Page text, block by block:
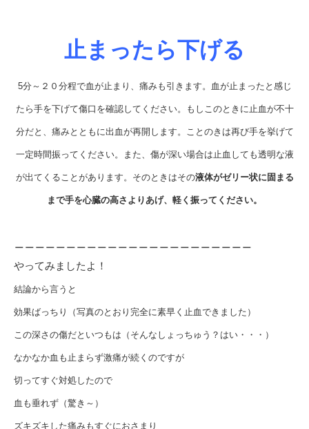
止まったら下げる
5分～２０分程で血が止まり、痛みも引きます。血が止まったと感じ
たら手を下げて傷口を確認してください。もしこのときに止血が不十
分だと、痛みとともに出血が再開します。ことのきは再び手を挙げて
一定時間振ってください。また、傷が深い場合は止血しても透明な液
が出てくることがあります。そのときはその液体がゼリー状に固まる
まで手を心臓の高さよりあげ、軽く振ってください。
やってみましたよ！
結論から言うと
効果ばっちり（写真のとおり完全に素早く止血できました）
この深さの傷だといつもは（そんなしょっちゅう？はい・・・）
なかなか血も止まらず激痛が続くのですが
切ってすぐ対処したので
血も垂れず（驚き～）
ズキズキした痛みもすぐにおさまり